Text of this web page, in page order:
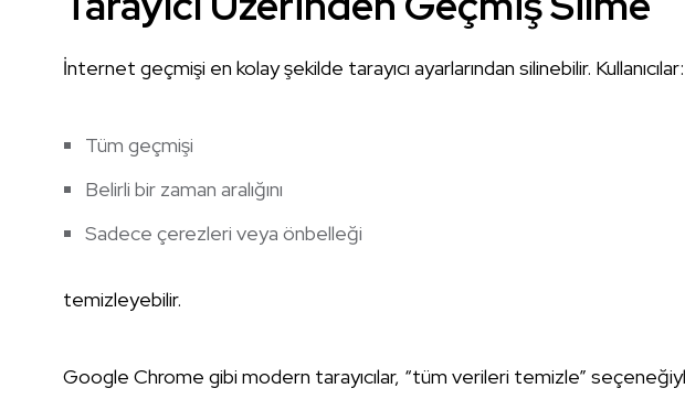
İnternet geçmişi en kolay şekilde tarayıcı ayarlarından silinebilir. Kullanıcılar:
Tüm geçmişi
Belirli bir zaman aralığını
Sadece çerezleri veya önbelleği
temizleyebilir.
Google Chrome gibi modern tarayıcılar, “tüm verileri temizle”